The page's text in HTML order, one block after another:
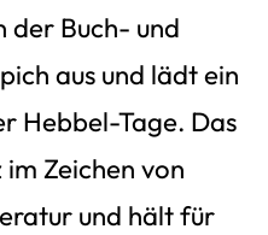
der Buch- und
aus und lädt ein
Hebbel-Tage. Das
Zeichen von
und hält für